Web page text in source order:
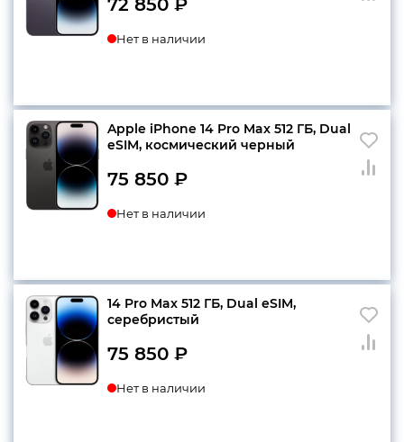
72 850 ₽
Нет в наличии
Apple iPhone 14 Pro Max 512 ГБ, Dual
еSIM, космический черный
75 850 ₽
Нет в наличии
14 Pro Max 512 ГБ, Dual еSIM,
серебристый
75 850 ₽
Нет в наличии